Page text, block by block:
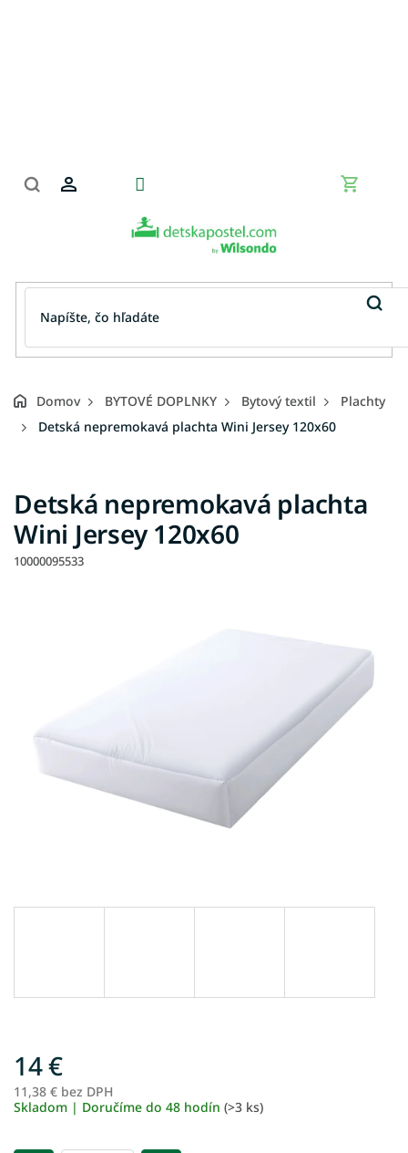
Domov BYTOVÉ DOPLNKY Bytový textil
Plachty
Detská nepremokavá plachta Wini Jersey 120x60
Detská nepremokavá plachta
Wini Jersey 120x60
10000095533
14 €
11,38 € bez DPH
Skladom | Doručíme do 48 hodín (>3 ks)